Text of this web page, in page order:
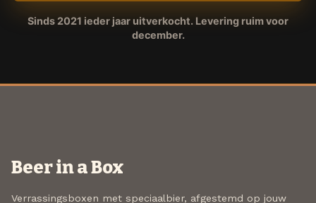
Sinds 2021 ieder jaar uitverkocht. Levering ruim voor
december.
Beer in a Box
Verrassingsboxen met speciaalbier, afgestemd op jouw